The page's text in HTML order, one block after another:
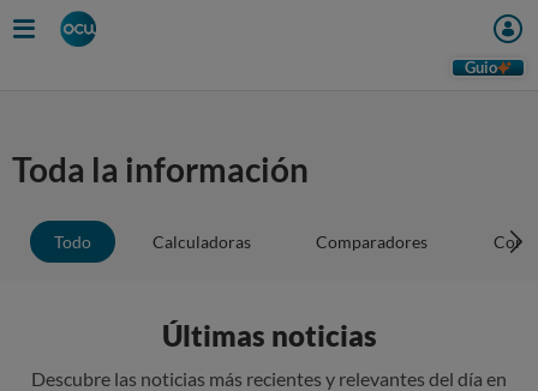
Guio
Toda la información
Todo Calculadoras Comparadores
Últimas noticias
Descubre las noticias más recientes y relevantes del día en